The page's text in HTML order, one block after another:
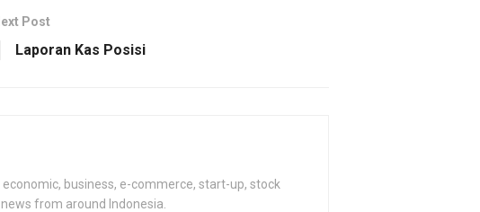
Post
Laporan Kas Posisi
business, e-commerce, start-up, stock
from around Indonesia.